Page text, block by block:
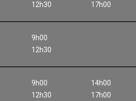
12h30
17h00
9h00
12h30
9h00
12h30
14h00
17h00